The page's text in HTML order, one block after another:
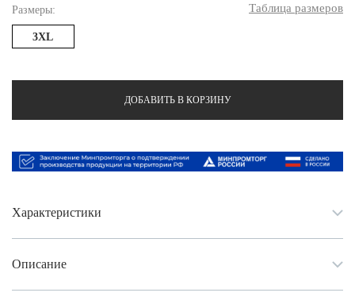
Размеры: Таблица размеров
3XL
ДОБАВИТЬ В КОРЗИНУ
Характеристики
Описание